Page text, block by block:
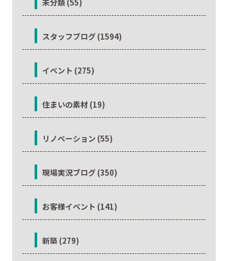
未分類 (55)
スタッフブログ (1594)
イベント (275)
住まいの素材 (19)
リノベーション (55)
現場実況ブログ (350)
お客様イベント (141)
新築 (279)